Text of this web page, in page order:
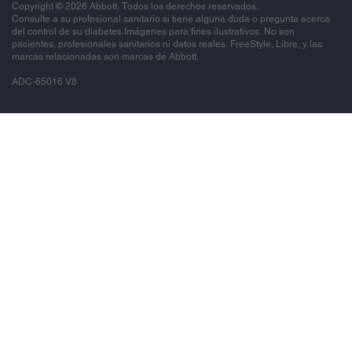
Copyright © 2026 Abbott. Todos los derechos reservados.
Consulte a su profesional sanitario si tiene alguna duda o pregunta acerca
del control de su diabetes.Imágenes para fines ilustrativos. No son
pacientes, profesionales sanitarios ni datos reales. FreeStyle, Libre, y las
marcas relacionadas son marcas de Abbott.
ADC-65016 V8